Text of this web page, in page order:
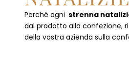
Perché ogni strenna
dal prodotto alla confezione,
della vostra azienda sulla